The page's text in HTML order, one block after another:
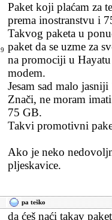
Paket koji plaćam za
prema inostranstvu i
Takvog paketa u
paket da se uzme za
na promociji u
modem.
Jesam sad malo jasniji
Znači, ne moram
75 GB.
Takvi promotivni
Ako je neko
pljeskavice.
pa teško
da ćeš naći takav